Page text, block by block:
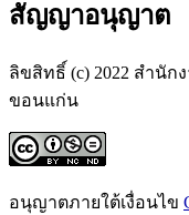
สัญญาอนุญาต
ลิขสิทธิ์ (c) 2022 สำนั
ขอนแก่น
อนุญาตภายใต้เงื่อนไข